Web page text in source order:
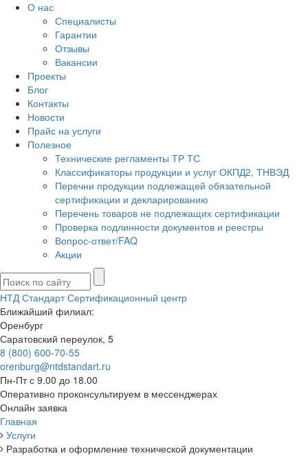
О нас
Специалисты
Гарантии
Отзывы
Вакансии
Проекты
Блог
Контакты
Новости
Прайс на услуги
Полезное
Технические регламенты ТР ТС
Классификаторы продукции и услуг ОКПД2, ТНВЭД
Перечни продукции подлежащей обязательной
сертификации и декларированию
Перечень товаров не подлежащих сертификации
Проверка подлинности документов и реестры
Вопрос-ответ/FAQ
Акции
НТД СтандартСертификационный центр
Ближайший филиал:
Оренбург
Саратовский переулок, 5
8 (800) 600-70-55
orenburg@ntdstandart.ru
Пн-Пт с 9.00 до 18.00
Оперативно проконсультируем в мессенджерах
Онлайн заявка
Главная
Услуги
Разработка и оформление технической документации